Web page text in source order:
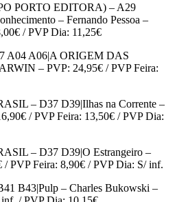
PORTO EDITORA) – A29
– Fernando Pessoa –
/ PVP Dia: 11,25€
A04 A06|A ORIGEM DAS
– PVP: 24,95€ / PVP Feira:
– D37 D39|Ilhas na Corrente –
/ PVP Feira: 13,50€ / PVP Dia:
– D37 D39|O Estrangeiro –
/ PVP Feira: 8,90€ / PVP Dia: S/ inf.
B43|Pulp – Charles Bukowski –